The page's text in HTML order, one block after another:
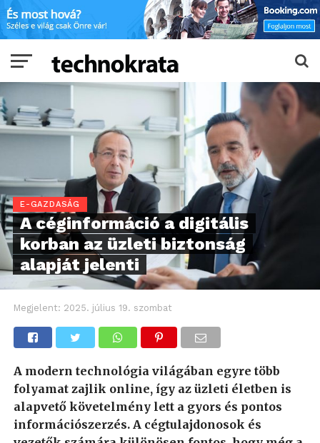
E-GAZDASÁG
A céginformáció a digitális
korban az üzleti biztonság
alapját jelenti
Megjelent: 2025. július 19. szombat
A modern technológia világában egyre több
folyamat zajlik online, így az üzleti életben is
alapvető követelmény lett a gyors és pontos
információszerzés. A cégtulajdonosok és